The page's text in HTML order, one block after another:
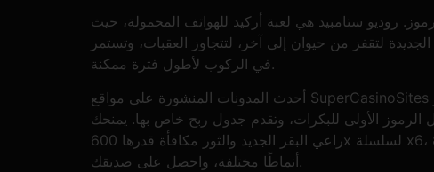
روديو ستامبيد هي لعبة أركيد للهواتف المحمولة، حيث
لتقفز من حيوان إلى آخر، لتتجاوز العقبات، وتستمر
في الركوب لأطول فترة ممكنة.
أحدث المدونات المنشورة على مواقع SuperCasinoSites مصممة لتكون بمثابة معلومات قيّمة، إلى جانب توصياتنا ودوراتنا ومعلوماتنا عن الكازينوهات. فيما يتعلق بالرموز
الرموز الأولى للبكرات، وتقدم جدول ربح خاص بها. يمنحك
راعي البقر الجديد والثور مكافأة قدرها 600x لسلسلة x6، بينما يمنحك شارة الشريف الجديدة مكافأة قدرها 800x لنفس التكامل. استمر في تغيير الرموز الجديدة، وجرّب
أنماطًا مختلفة، واحصل على صديقك.